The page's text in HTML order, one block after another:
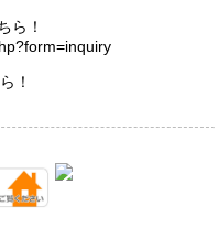
ら！
！